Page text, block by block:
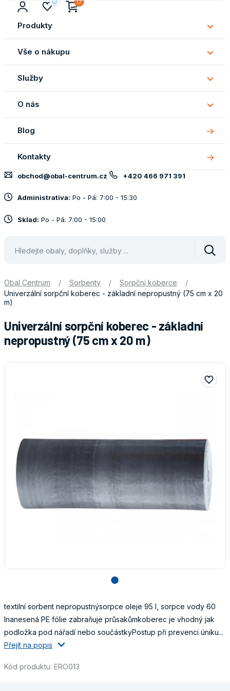
Produkty
Vše o nákupu
Vše
o
Služby
O nás
O
nás
Blog
Kontakty
obchod@obal-centrum.cz +420 466 971 391
Administrativa: Po - Pá: 7:00 - 15:30
Sklad: Po - Pá: 7:00 - 15:00
Obal Centrum / Sorbenty / Sorpční koberce
/
Univerzální sorpční koberec - základní nepropustný (75 cm x 20
m)
Univerzální sorpční koberec - základní
nepropustný (75 cm x 20 m)
lens
textilní sorbent nepropustnýsorpce oleje 95 l, sorpce vody 60
lnanesená PE fólie zabraňuje průsakůmkoberec je vhodný jak
podložka pod nářadí nebo součástkyPostup při prevenci úniku...
Přejít na popis
Kód produktu: ERO013